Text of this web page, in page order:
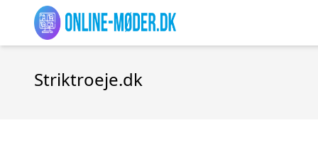
Striktroeje.dk